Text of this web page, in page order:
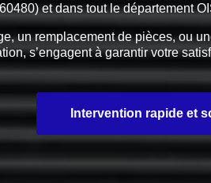
et dans tout le département
un remplacement de pièces, ou
s’engagent à garantir votre
Intervention rapide et